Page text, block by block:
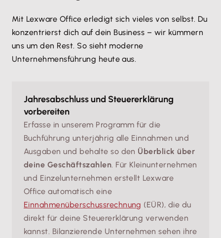
Mit Lexware Office erledigt sich vieles von selbst. Du
konzentrierst dich auf dein Business – wir kümmern
uns um den Rest. So sieht moderne
Unternehmensführung heute aus.
Jahresabschluss und Steuererklärung
vorbereiten
Erfasse in unserem Programm für die
Buchführung unterjährig alle Einnahmen und
Ausgaben und behalte so den Überblick über
deine Geschäftszahlen . Für Kleinunternehmen
und Einzelunternehmen erstellt Lexware
Office automatisch eine
Einnahmenüberschussrechnung (EÜR), die du
direkt für deine Steuererklärung verwenden
kannst. Bilanzierende Unternehmen sehen ihre